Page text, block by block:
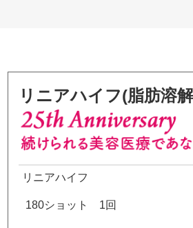
リニアハイフ(脂肪溶
リニアハイフ
180ショット 1回